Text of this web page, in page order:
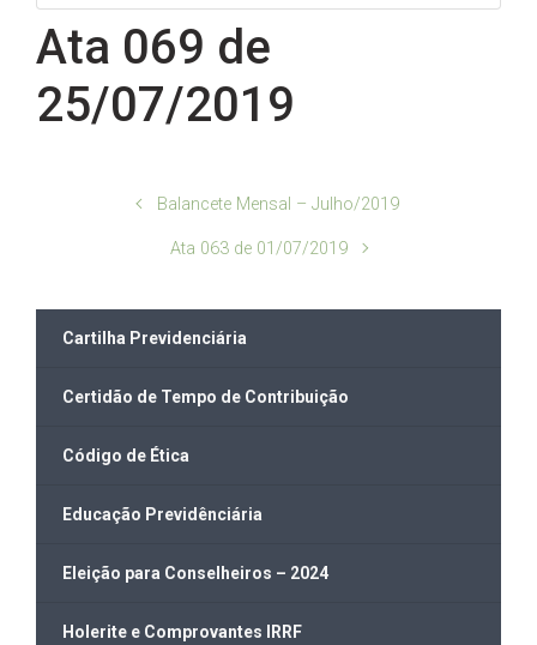
Ata 069 de
25/07/2019
Balancete Mensal – Julho/2019
Ata 063 de 01/07/2019
Cartilha Previdenciária
Certidão de Tempo de Contribuição
Código de Ética
Educação Previdênciária
Eleição para Conselheiros – 2024
Holerite e Comprovantes IRRF